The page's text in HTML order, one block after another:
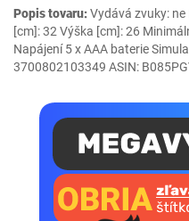
Popis tovaru:Vydává zvuky: ne
[cm]: 32 Výška [cm]: 26
Napájení 5 x AAA baterie
3700802103349 ASIN: